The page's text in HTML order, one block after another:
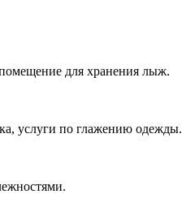
для хранения лыж.
услуги по глажению одежды.